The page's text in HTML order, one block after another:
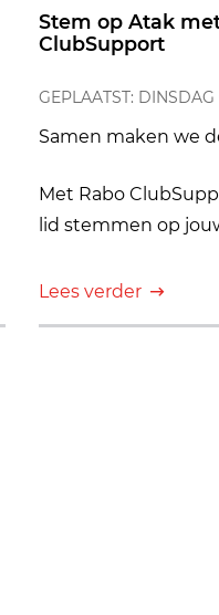
Stem op Atak
ClubSupport
GEPLAATST:
Samen maken we
Met Rabo
lid stemmen op
Lees verder